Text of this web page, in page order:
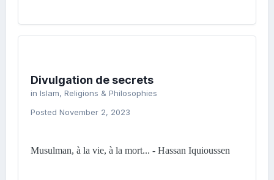
Divulgation de secrets
in Islam, Religions & Philosophies
Posted November 2, 2023
Musulman, à la vie, à la mort... - Hassan Iquioussen